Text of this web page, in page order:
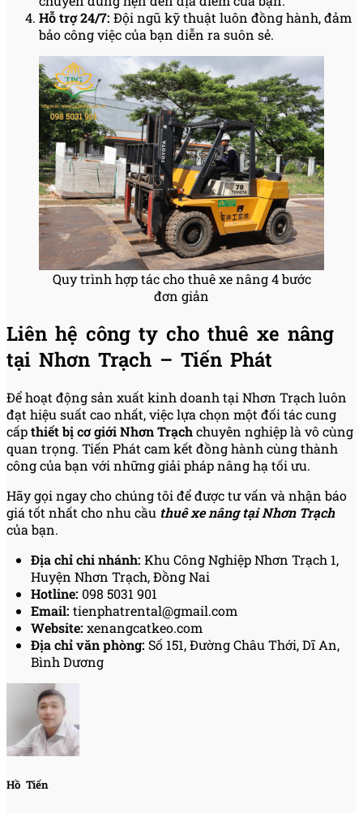
Hỗ trợ 24/7: Đội ngũ kỹ thuật luôn đồng hành, đảm
bảo công việc của bạn diễn ra suôn sẻ.
Quy trình hợp tác cho thuê xe nâng 4 bước
đơn giản
Liên hệ công ty cho thuê xe nâng
tại Nhơn Trạch – Tiến Phát
Để hoạt động sản xuất kinh doanh tại Nhơn Trạch luôn
đạt hiệu suất cao nhất, việc lựa chọn một đối tác cung
cấpthiết bị cơ giới Nhơn Trạchchuyên nghiệp là vô cùng
quan trọng. Tiến Phát cam kết đồng hành cùng thành
công của bạn với những giải pháp nâng hạ tối ưu.
Hãy gọi ngay cho chúng tôi để được tư vấn và nhận báo
giá tốt nhất cho nhu cầu thuê xe nâng tại Nhơn Trạch
của bạn.
Địa chỉ chi nhánh: Khu Công Nghiệp Nhơn Trạch 1,
Huyện Nhơn Trạch, Đồng Nai
Hotline: 098 5031 901
Email: tienphatrental@gmail.com
Website: xenangcatkeo.com
Địa chỉ văn phòng: Số 151, Đường Châu Thới, Dĩ An,
Bình Dương
Hồ Tiến